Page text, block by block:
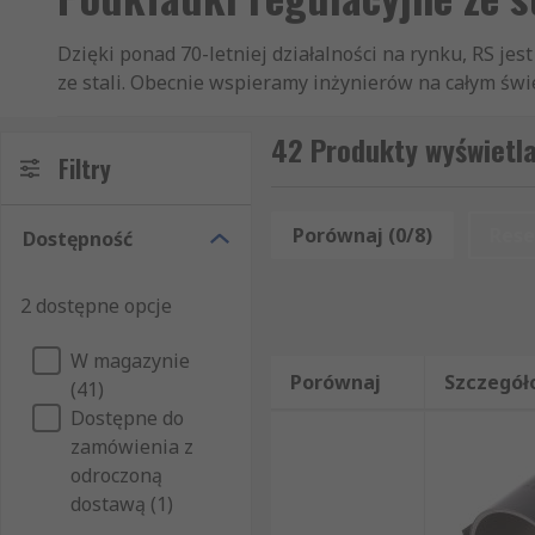
Dzięki ponad 70-letniej działalności na rynku, RS
ze stali. Obecnie wspieramy inżynierów na całym
Podkładki regulacyjne z plastiku, czy Podkładki
także inne produkty z grupy Artykuły mechaniczne i
błyskawiczny i profesjonalny. Nasza strona
artykułów z kategorii Podkładki regulacyjne ze
nazwy, producenta czy dostępności w magazynie.
tylko te artykuły z kategorii Podkładki regulacyjne
wytwarzane bezpośrednio przez RS, które stanowią
staramy się błyskawicznie dostarczyć Państwu
Filtry
Dostępność
2 dostępne opcje
W magazynie
(41)
Dostępne do
zamówienia z
odroczoną
dostawą (1)
42 Produkty
Porównaj (0/8)
Porównaj